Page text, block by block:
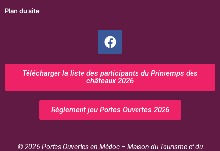
Plan du site
Télécharger la liste des participants du Printemps des
châteaux 2026
Règlement jeu Portes Ouvertes 2026
© 2026 Portes Ouvertes en Médoc – Maison du Tourisme et du